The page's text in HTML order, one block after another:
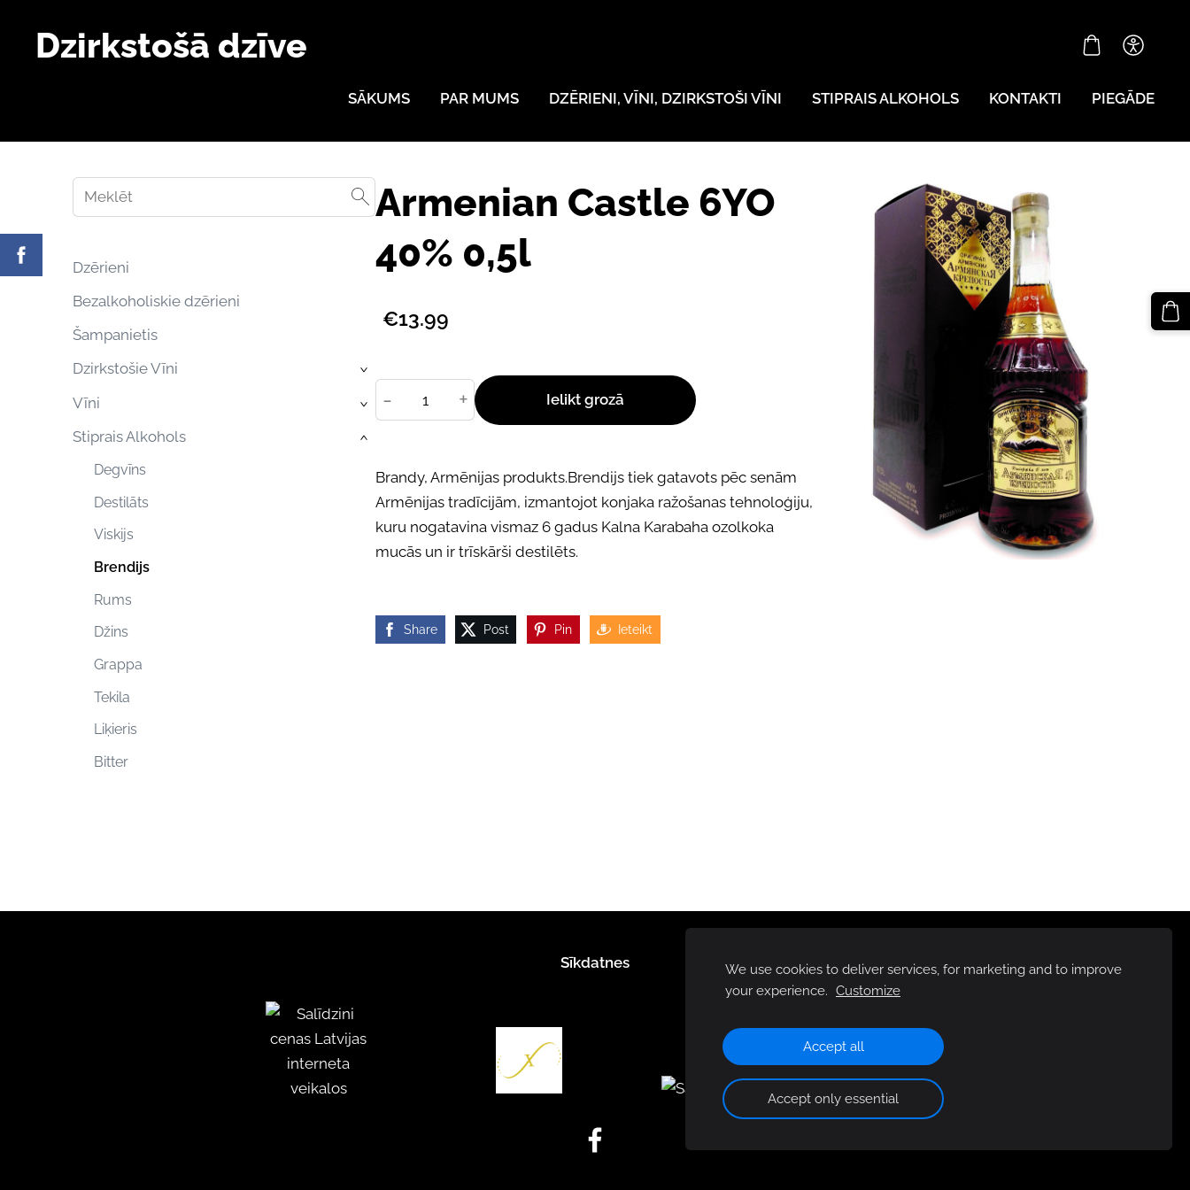
Dzirkstošā dzīve
SĀKUMS PAR MUMS DZĒRIENI, VĪNI, DZIRKSTOŠI VĪNI STIPRAIS ALKOHOLS KONTAKTI PIEGĀDE
Dzērieni
Bezalkoholiskie dzērieni
Šampanietis
Dzirkstošie Vīni
›
Vīni ›
Stiprais Alkohols
Degvīns
Destilāts
Viskijs
Brendijs
Rums
Džins
Grappa
Tekila
Liķieris
Bitter
›
Armenian Castle 6YO
40% 0,5l
€13.99
- + Ielikt grozā
Brandy, Armēnijas produkts.Brendijs tiek gatavots pēc senām
Armēnijas tradīcijām, izmantojot konjaka ražošanas tehnoloģiju,
kuru nogatavina vismaz 6 gadus Kalna Karabaha ozolkoka
mucās un ir trīskārši destilēts.
Share Post Pin Ieteikt
Sīkdatnes
We use cookies to deliver services, for marketing and to improve
your experience. Customize
Accept all
Accept only essential